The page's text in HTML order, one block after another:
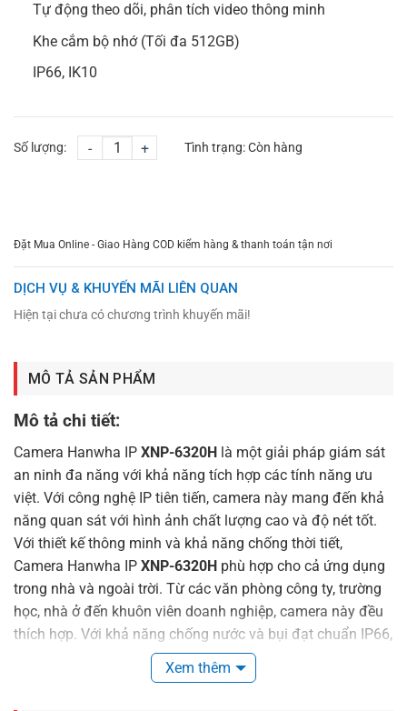
Tự động theo dõi, phân tích video thông minh
Khe cắm bộ nhớ (Tối đa 512GB)
IP66, IK10
Số lượng: - + Tình trạng:Còn hàng
Đặt Mua Online - Giao Hàng COD kiểm hàng & thanh toán tận nơi
DỊCH VỤ & KHUYẾN MÃI LIÊN QUAN
Hiện tại chưa có chương trình khuyến mãi!
MÔ TẢ SẢN PHẨM
Mô tả chi tiết:
Camera Hanwha IP XNP-6320H là một giải pháp giám sát
an ninh đa năng với khả năng tích hợp các tính năng ưu
việt. Với công nghệ IP tiên tiến, camera này mang đến khả
năng quan sát với hình ảnh chất lượng cao và độ nét tốt.
Với thiết kế thông minh và khả năng chống thời tiết,
Camera Hanwha IP XNP-6320H phù hợp cho cả ứng dụng
trong nhà và ngoài trời. Từ các văn phòng công ty, trường
học, nhà ở đến khuôn viên doanh nghiệp, camera này đều
thích hợp. Với khả năng chống nước và bụi đạt chuẩn IP66,
camera này có thể hoạt động ổn định trong mọi điều kiện
Xem thêm